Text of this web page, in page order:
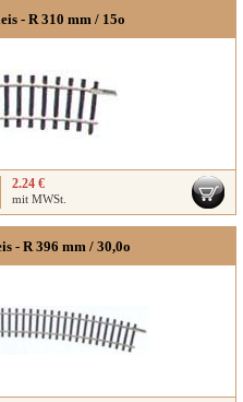
- R 310 mm / 15o
2.24 €
mit MWSt.
- R 396 mm / 30,0o